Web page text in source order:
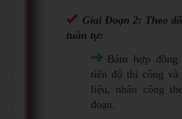
Giai Đoạn 2: Theo
tuần tự:
Bám hợp
tiến độ thi công và
liệu, nhân công
đoạn.